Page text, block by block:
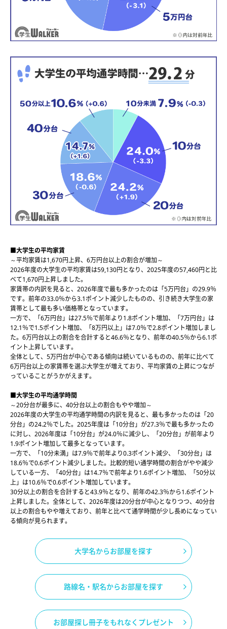
■大学生の平均家賃
～平均家賃は1,670円上昇、6万円台以上の割合が増加～
2026年度の大学生の平均家賃は59,130円となり、2025年度の57,460円と比
べて1,670円上昇しました。
家賃帯の内訳を見ると、2026年度で最も多かったのは「5万円台」の29.9％
です。前年の33.0％から3.1ポイント減少したものの、引き続き大学生の家
賃帯として最も多い価格帯となっています。
一方で、「6万円台」は27.5％で前年より1.8ポイント増加、「7万円台」は
12.1％で1.5ポイント増加、「8万円以上」は7.0％で2.8ポイント増加しまし
た。6万円台以上の割合を合計すると46.6％となり、前年の40.5％から6.1ポ
イント上昇しています。
全体として、5万円台が中心である傾向は続いているものの、前年に比べて
6万円台以上の家賃帯を選ぶ大学生が増えており、平均家賃の上昇につなが
っていることがうかがえます。
■大学生の平均通学時間
～20分台が最多に、40分台以上の割合もやや増加～
2026年度の大学生の平均通学時間の内訳を見ると、最も多かったのは「20
分台」の24.2％でした。2025年度は「10分台」が27.3％で最も多かったの
に対し、2026年度は「10分台」が24.0％に減少し、「20分台」が前年より
1.9ポイント増加して最多となっています。
一方で、「10分未満」は7.9％で前年より0.3ポイント減少、「30分台」は
18.6％で0.6ポイント減少しました。比較的短い通学時間の割合がやや減少
している一方、「40分台」は14.7％で前年より1.6ポイント増加、「50分以
上」は10.6％で0.6ポイント増加しています。
30分以上の割合を合計すると43.9％となり、前年の42.3％から1.6ポイント
上昇しました。全体として、2026年度は20分台が中心となりつつ、40分台
以上の割合もやや増えており、前年と比べて通学時間が少し長めになってい
る傾向が見られます。
大学名からお部屋を探す
路線名・駅名からお部屋を探す
お部屋探し冊子をもれなくプレゼント